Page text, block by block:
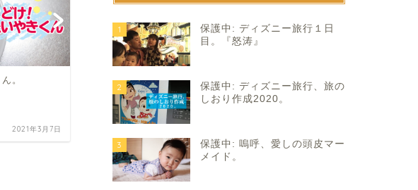
。
2021年3月7日
お手上げ。
2024年1月18日
仕事熱心。
1
保護中: ディズニー旅行１日
目。『怒涛』
2
保護中: ディズニー旅行、旅の
しおり作成2020。
3
保護中: 嗚呼、愛しの頭皮マー
メイド。